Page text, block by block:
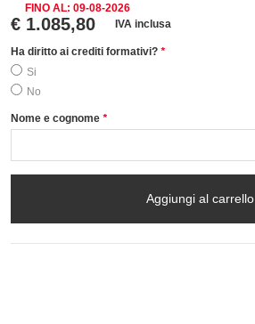
FINO AL: 09-08-2026
IVA inclusa
€ 1.085,80
*
Ha diritto ai crediti formativi?
Si
No
*
Nome e cognome
Aggiungi al carrello